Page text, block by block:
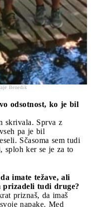
Benedik
odsotnost, ko je bil
skrivala. Sprva z
pa je bil
Sčasoma sem tudi
sploh ker se je za to
imate težave, ali
prizadeli tudi druge?
priznaš, da imaš
napake. Med